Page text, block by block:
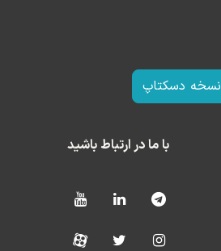
نسخه دسکتاپ
با ما در ارتباط باشید